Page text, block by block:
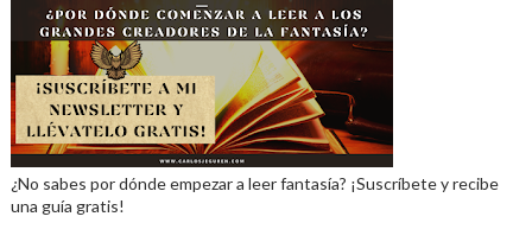
¿No sabes por dónde empezar a leer fantasía? ¡Suscríbete y recibe
una guía gratis!